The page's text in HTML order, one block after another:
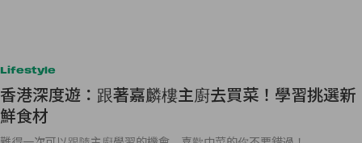
Lifestyle
香港深度遊：跟著嘉麟樓主廚去買菜！學習挑選新
鮮食材